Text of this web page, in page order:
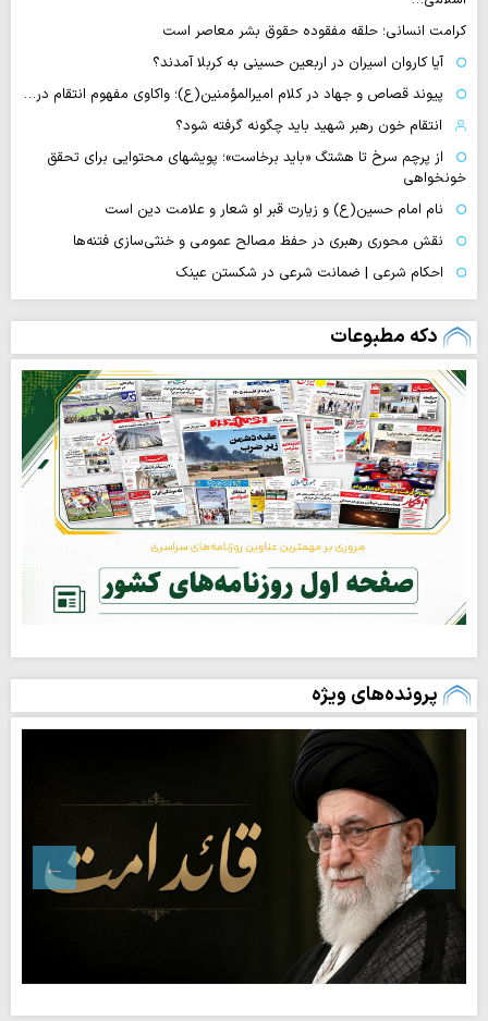
کرامت انسانی؛ حلقه مفقوده حقوق بشر معاصر است
آیا کاروان اسیران در اربعین حسینی به کربلا آمدند؟
پیوند قصاص و جهاد در کلام امیرالمؤمنین(ع)؛ واکاوی مفهوم انتقام در…
انتقام خون رهبر شهید باید چگونه گرفته شود؟
از پرچم سرخ تا هشتگ «باید برخاست»؛ پویشهای محتوایی برای تحقق
خونخواهی
نام امام حسین(ع) و زیارت قبر او شعار و علامت دین است
نقش محوری رهبری در حفظ مصالح عمومی و خنثی‌سازی فتنه‌ها
احکام شرعی | ضمانت شرعی در شکستن عینک
دکه مطبوعات
پرونده‌های ویژه